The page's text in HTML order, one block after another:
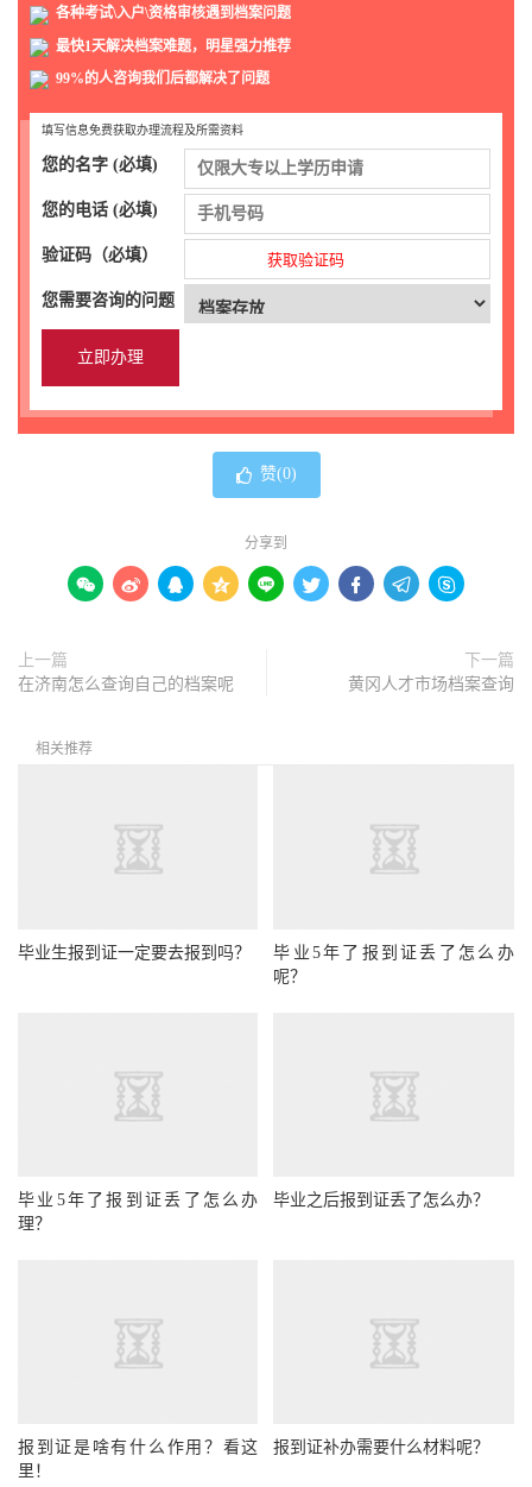
各种考试\入户\资格审核遇到档案问题
最快1天解决档案难题，明星强力推荐
99%的人咨询我们后都解决了问题
填写信息免费获取办理流程及所需资料
您的名字 (必填)
您的电话 (必填)
验证码（必填） 获取验证码
您需要咨询的问题
赞(0)
分享到
        
上一篇
在济南怎么查询自己的档案呢
下一篇
黄冈人才市场档案查询
相关推荐
毕业生报到证一定要去报到吗？
毕业5年了报到证丢了怎么办
呢？
毕业5年了报到证丢了怎么办
理？
毕业之后报到证丢了怎么办？
报到证是啥有什么作用？看这
里！
报到证补办需要什么材料呢？